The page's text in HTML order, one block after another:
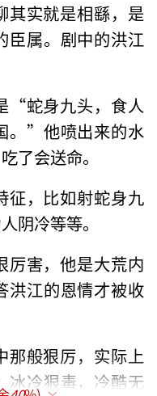
其实就是相繇，是
臣属。剧中的洪江
“蛇身九头，食人
。”他喷出来的水
了会送命。
征，比如射蛇身九
阴冷等等。
厉害，他是大荒内
洪江的恩情才被收
那般狠厉，实际上
冰冷狠毒，冷酷无